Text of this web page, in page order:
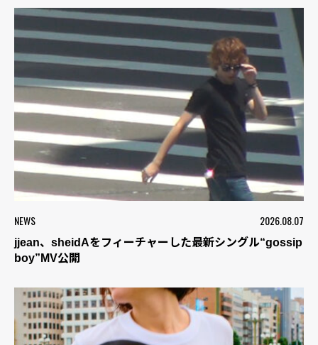
NEWS 2026.08.07
jjean、sheidAをフィーチャーした最新シングル“gossip
boy”MV公開